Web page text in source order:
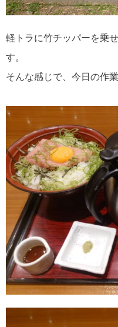
軽トラに竹チッパーを乗
す。
そんな感じで、今日の作